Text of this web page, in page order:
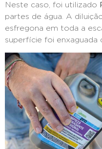
Neste caso, foi utilizado
partes de água. A
esfregona em toda a
superfície foi enxaguada